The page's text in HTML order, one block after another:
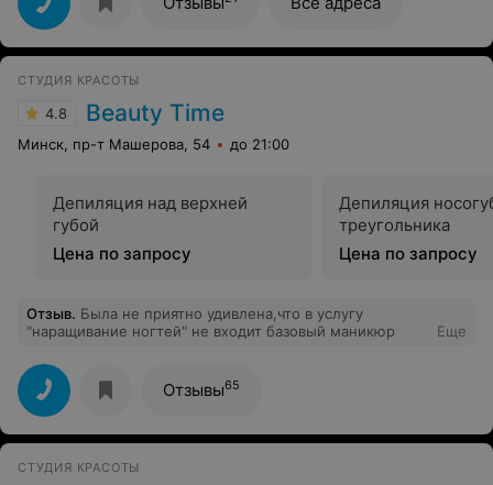
окончании времени в банях, нас встречали
массажисты, им огромное спасибо за
профессионализм. Теперь будем посещать.
СТУДИЯ КРАСОТЫ
4.8 Beauty Time
Минск, пр-т Машерова, 54 до 21:00
Депиляция над верхней
губой
Цена по запросу
Депиляция
треугольника
Цена по запросу
Отзыв. Была не приятно удивлена,что в услугу
"наращивание ногтей" не входит базовый маникюр
Еще
Отзывы65
СТУДИЯ КРАСОТЫ